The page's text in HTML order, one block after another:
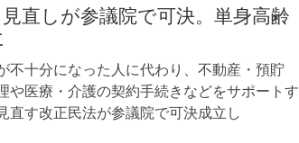
見直しが参議院で可決。単身高齢
不十分になった人に代わり、不動産・預貯
や医療・介護の契約手続きなどをサポートす
直す改正民法が参議院で可決成立し